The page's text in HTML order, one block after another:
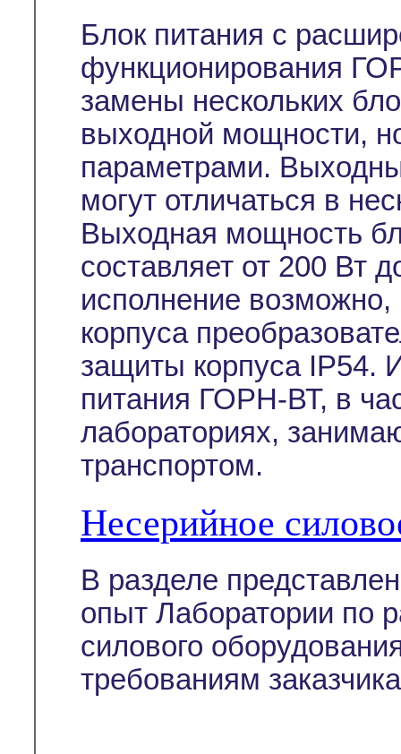
Блок питания с
функционирования
замены нескольких
выходной мощности,
параметрами.
могут отличаться в
Выходная мощность
составляет от 200 Вт
исполнение
корпуса
защиты корпуса IP54.
питания ГОРН-ВТ, в
лабораториях,
транспортом.
Несерийное
В разделе
опыт Лаборатории по
силового
требованиям